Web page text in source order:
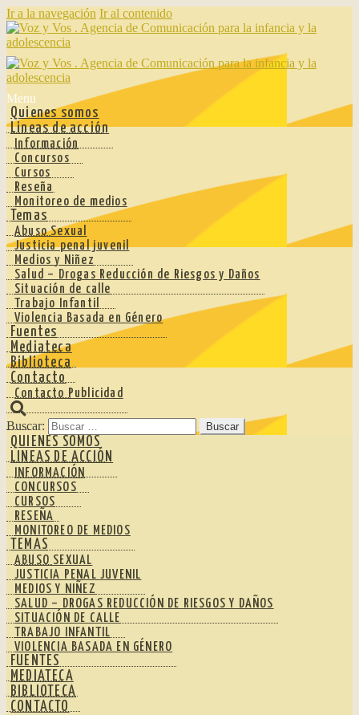
Ir a la navegación Ir al contenido
Menu
Quienes somos
Lineas de acción
Información
Concursos
Cursos
Reseña
Monitoreo de medios
Temas
Abuso Sexual
Justicia penal juvenil
Medios y Niñez
Salud – Drogas Reducción de Riesgos y Daños
Situación de calle
Trabajo Infantil
Violencia Basada en Género
Fuentes
Mediateca
Biblioteca
Contacto
Contacto Publicidad
Buscar:
QUIENES SOMOS
LINEAS DE ACCIÓN
INFORMACIÓN
CONCURSOS
CURSOS
RESEÑA
MONITOREO DE MEDIOS
TEMAS
ABUSO SEXUAL
JUSTICIA PENAL JUVENIL
MEDIOS Y NIÑEZ
SALUD – DROGAS REDUCCIÓN DE RIESGOS Y DAÑOS
SITUACIÓN DE CALLE
TRABAJO INFANTIL
VIOLENCIA BASADA EN GÉNERO
FUENTES
MEDIATECA
BIBLIOTECA
CONTACTO